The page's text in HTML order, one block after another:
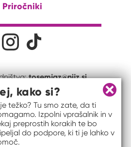
Priročniki
Na naš Instagram profil
tosemjaz@nijz.si
Zapri
kako si?
težko? Tu smo zate, da ti
Izpolni vprašalnik in v
preprostih korakih te bo
do podpore, ki ti je lahko v